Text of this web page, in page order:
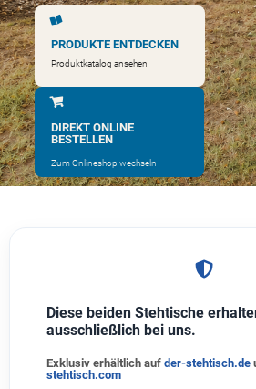
PRODUKTE ENTDECKEN
Produktkatalog ansehen
DIREKT ONLINE
BESTELLEN
Zum Onlineshop wechseln
Diese beiden Stehtische
ausschließlich bei uns.
Exklusiv erhältlich auf der-stehtisch.de
stehtisch.com